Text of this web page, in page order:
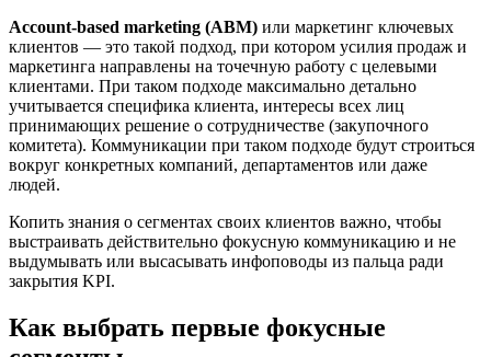
Account-based marketing (ABM) или маркетинг ключевых
клиентов — это такой подход, при котором усилия продаж и
маркетинга направлены на точечную работу с целевыми
клиентами. При таком подходе максимально детально
учитывается специфика клиента, интересы всех лиц
принимающих решение о сотрудничестве (закупочного
комитета). Коммуникации при таком подходе будут строиться
вокруг конкретных компаний, департаментов или даже
людей.
Копить знания о сегментах своих клиентов важно, чтобы
выстраивать действительно фокусную коммуникацию и не
выдумывать или высасывать инфоповоды из пальца ради
закрытия KPI.
Как выбрать первые фокусные